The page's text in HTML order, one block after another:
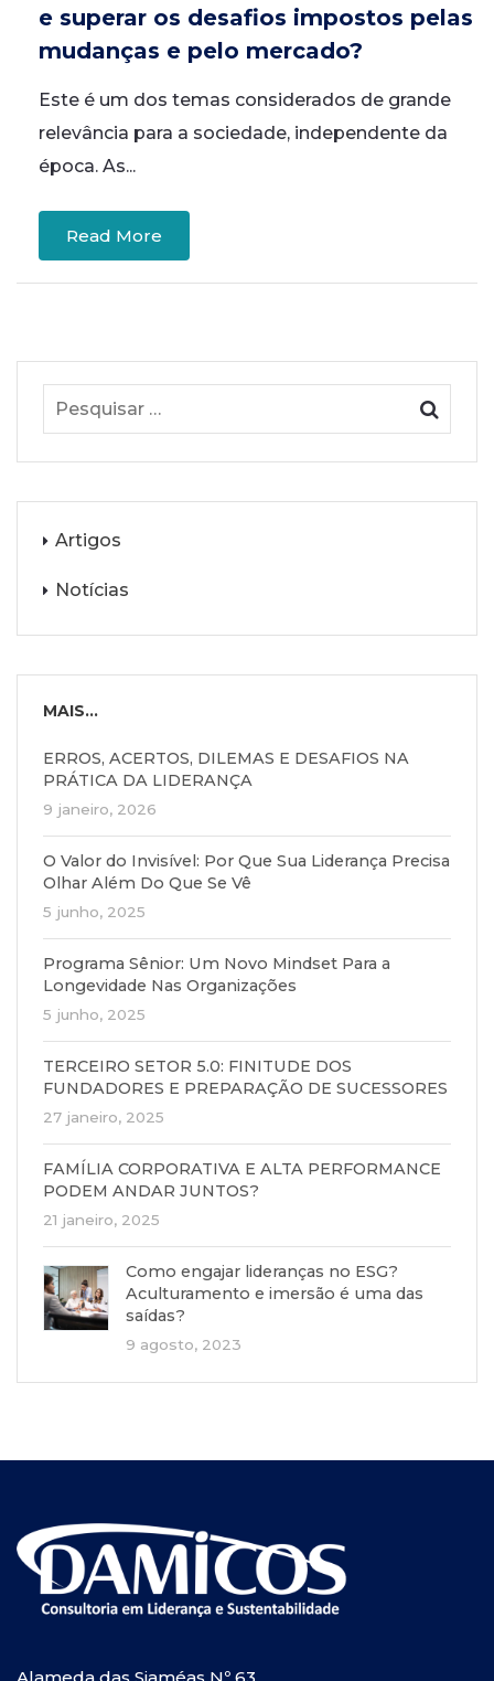
e superar os desafios impostos pelas
mudanças e pelo mercado?
Este é um dos temas considerados de grande
relevância para a sociedade, independente da
época. As...
Read More
Artigos
Notícias
MAIS...
ERROS, ACERTOS, DILEMAS E DESAFIOS NA
PRÁTICA DA LIDERANÇA
9 janeiro, 2026
O Valor do Invisível: Por Que Sua Liderança Precisa
Olhar Além Do Que Se Vê
5 junho, 2025
Programa Sênior: Um Novo Mindset Para a
Longevidade Nas Organizações
5 junho, 2025
TERCEIRO SETOR 5.0: FINITUDE DOS
FUNDADORES E PREPARAÇÃO DE SUCESSORES
27 janeiro, 2025
FAMÍLIA CORPORATIVA E ALTA PERFORMANCE
PODEM ANDAR JUNTOS?
21 janeiro, 2025
Como engajar lideranças no ESG?
Aculturamento e imersão é uma das
saídas?
9 agosto, 2023